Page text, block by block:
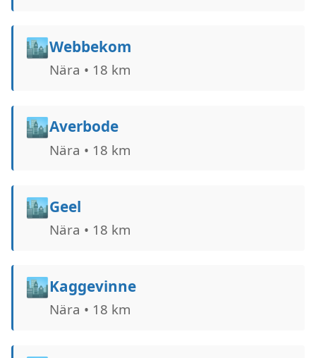
🏙️Webbekom
Nära • 18 km
🏙️Averbode
Nära • 18 km
🏙️Geel
Nära • 18 km
🏙️Kaggevinne
Nära • 18 km